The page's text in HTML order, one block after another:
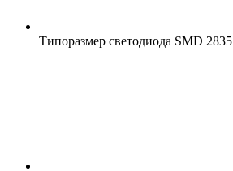
Типоразмер светодиода SMD 2835